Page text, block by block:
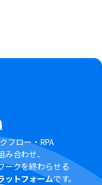
と連携させる必要があり
articles/10756296
フロー・RPA
合わせ、
ークを終わらせる
ットフォームです。